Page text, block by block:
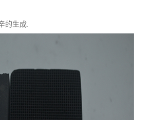
的生成.